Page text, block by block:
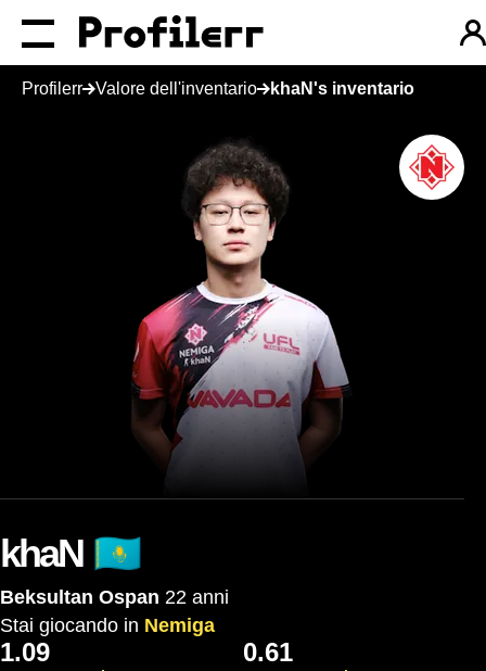
Profilerr Valore dell'inventario khaN's inventario
khaN 🇰🇿
Beksultan Ospan 22 anni
Stai giocando in Nemiga
1.09 0.61